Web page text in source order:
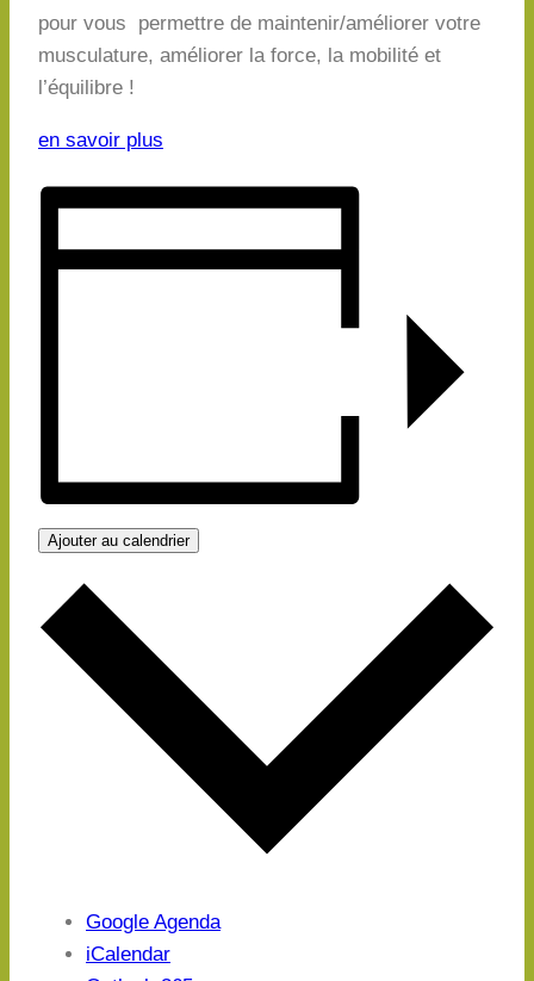
pour vous permettre de maintenir/améliorer votre
musculature, améliorer la force, la mobilité et
l’équilibre !
en savoir plus
Ajouter au calendrier
Google Agenda
iCalendar